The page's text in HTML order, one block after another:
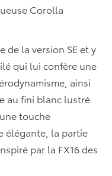
Corolla
de la version SE et y
qui lui confère une
ainsi
au fini blanc lustré
touche
élégante, la partie
par la FX16 des